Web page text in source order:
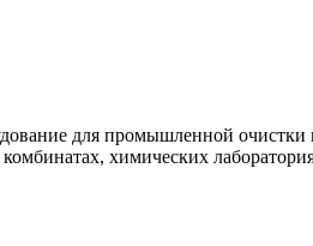
для промышленной
химических